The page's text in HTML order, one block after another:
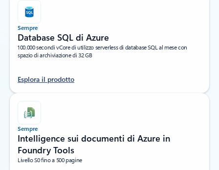
Sempre
Database SQL di Azure
100.000 secondi vCore di utilizzo serverless di database SQL al mese con
spazio di archiviazione di 32 GB
Esplora il prodotto
Sempre
Intelligence sui documenti di Azure in
Foundry Tools
Livello S0 fino a 500 pagine